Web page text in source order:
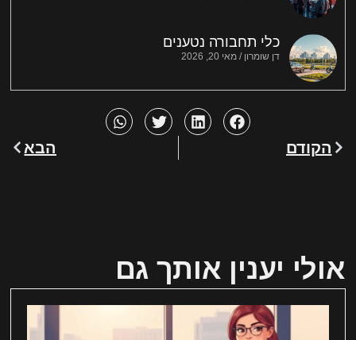
כלי תחבורה נטענים
דן שומרון מאי 20, 2026
הקודם הבא
אולי יענין אותך גם